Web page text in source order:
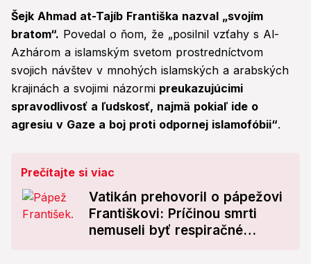
Šejk Ahmad at-Tajíb Františka nazval „svojím
bratom“. Povedal o ňom, že „posilnil vzťahy s Al-
Azhárom a islamským svetom prostredníctvom
svojich návštev v mnohých islamských a arabských
krajinách a svojimi názormi preukazujúcimi
spravodlivosť a ľudskosť, najmä pokiaľ ide o
agresiu v Gaze a boj proti odpornej islamofóbii“.
Prečítajte si viac
Vatikán prehovoril o pápežovi
Františkovi: Príčinou smrti
nemuseli byť respiračné